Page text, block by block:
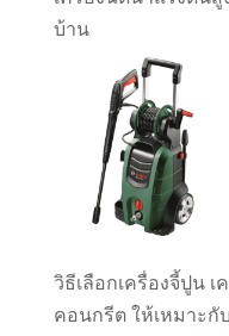
บ้าน
วิธีเลือกเครื่องจี้ปูน
คอนกรีต ให้เหมาะกั